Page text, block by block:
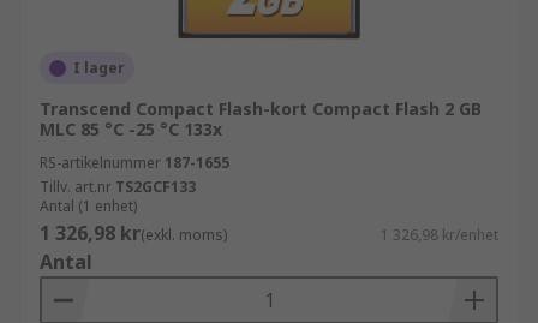
I lager
Transcend Compact Flash-kort Compact Flash 2 GB
MLC 85 °C -25 °C 133x
RS-artikelnummer 187-1655
Tillv. art.nr TS2GCF133
Antal (1 enhet)
1 326,98 kr(exkl. moms) 1 326,98 kr/enhet
Antal